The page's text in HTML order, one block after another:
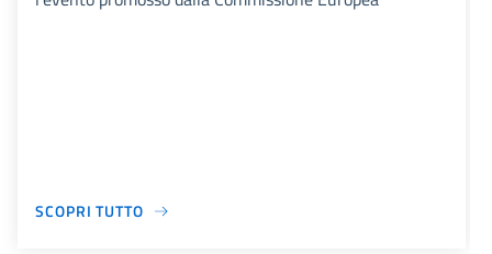
SCOPRI TUTTO